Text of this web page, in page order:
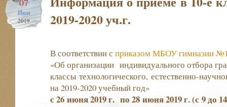
Июн
2019
2019-2020 уч.г.
В соответствии с приказом МБОУ гимназии №1
«Об организации индивидуального отбора
классы технологического, естественно-
на 2019-2020 учебный год»
с 26 июня 2019 г. по 28 июня 2019 г. (с 9 до